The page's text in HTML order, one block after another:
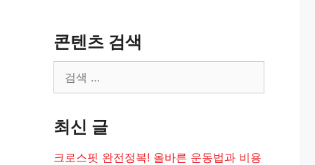
콘텐츠 검색
색:
최신 글
크로스핏 완전정복! 올바른 운동법과 비용